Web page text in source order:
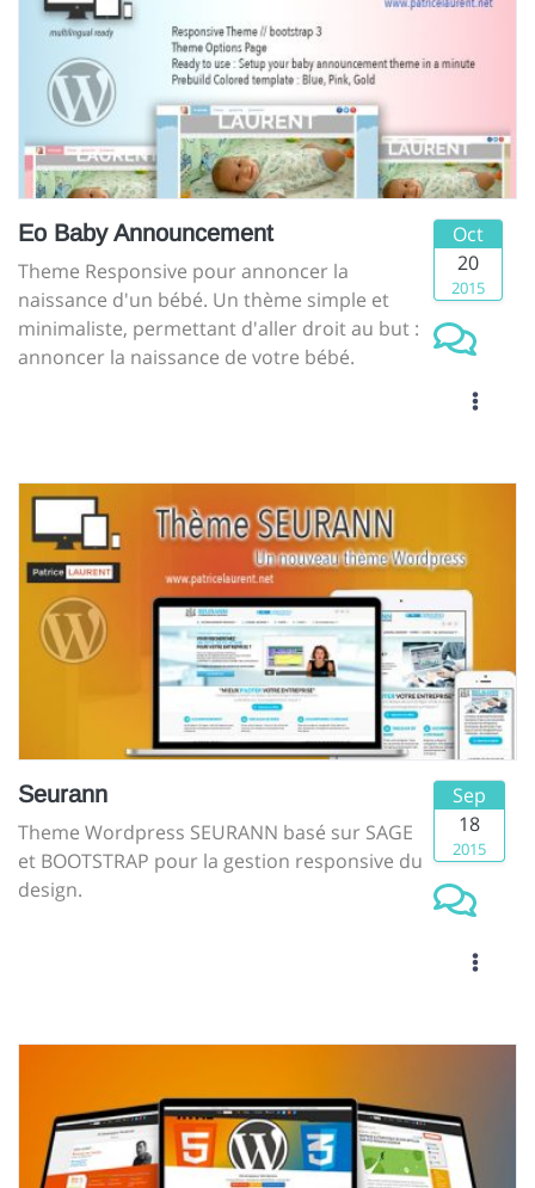
Eo Baby Announcement
Theme Responsive pour annoncer la
naissance d'un bébé. Un thème simple et
minimaliste, permettant d'aller droit au but :
annoncer la naissance de votre bébé.
Oct
20
2015
Seurann
Theme Wordpress SEURANN basé sur SAGE
et BOOTSTRAP pour la gestion responsive du
design.
Sep
18
2015